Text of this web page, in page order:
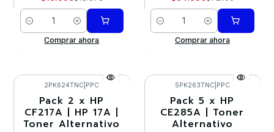
Cantidad
Comprar ahora
Cantidad
Comprar ahora
-10%
2PK624TNC PPC
Pack 2 x HP
CF217A | HP 17A |
Toner Alternativo
-10%
5PK263TNC| PPC
Pack 5 x HP
CE285A | Toner
Alternativo